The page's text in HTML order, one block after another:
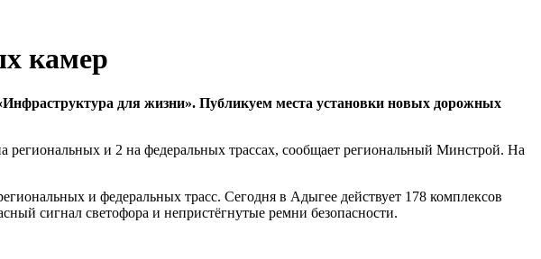
камер
для жизни». Публикуем места установки новых дорожных
региональных и 2 на федеральных трассах, сообщает региональный Минстрой. На
и федеральных трасс. Сегодня в Адыгее действует 178 комплексов
сигнал светофора и непристёгнутые ремни безопасности.